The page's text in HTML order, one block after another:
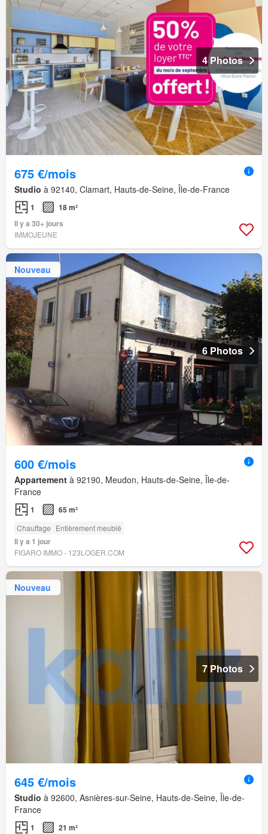
4 Photos
675 €/mois
Studio à 92140, Clamart, Hauts-de-Seine, Île-de-France
1
18 m²
Il y a 30+ jours
IMMOJEUNE
Nouveau
6 Photos
600 €/mois
Appartement à 92190, Meudon, Hauts-de-Seine, Île-de-
France
1 65 m²
Chauffage Entièrement meublé
Il y a 1 jour
FIGARO IMMO - 123LOGER.COM
Nouveau
7 Photos
645 €/mois
Studio à 92600, Asnières-sur-Seine, Hauts-de-Seine, Île-de-
France
1 21 m²